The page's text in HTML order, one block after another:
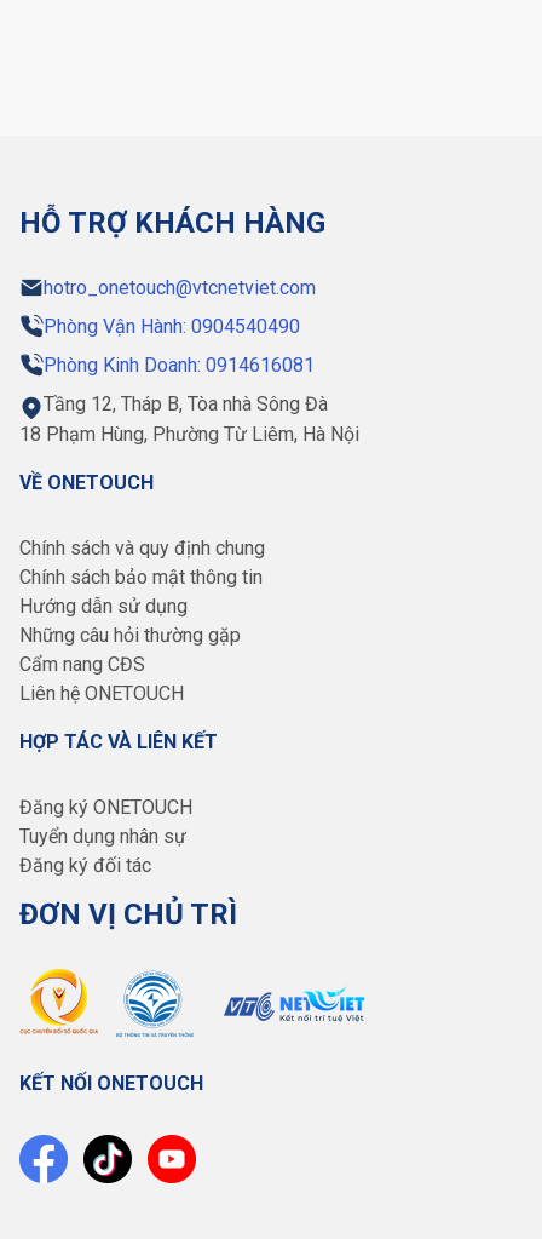
HỖ TRỢ KHÁCH HÀNG
hotro_onetouch@vtcnetviet.com
Phòng Vận Hành: 0904540490
Phòng Kinh Doanh: 0914616081
Tầng 12, Tháp B, Tòa nhà Sông Đà
18 Phạm Hùng, Phường Từ Liêm, Hà Nội
VỀ ONETOUCH
Chính sách và quy định chung
Chính sách bảo mật thông tin
Hướng dẫn sử dụng
Những câu hỏi thường gặp
Cẩm nang CĐS
Liên hệ ONETOUCH
HỢP TÁC VÀ LIÊN KẾT
Đăng ký ONETOUCH
Tuyển dụng nhân sự
Đăng ký đối tác
ĐƠN VỊ CHỦ TRÌ
KẾT NỐI ONETOUCH